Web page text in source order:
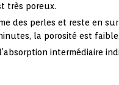
très poreux.
des perles et reste en
la porosité est faible.
intermédiaire